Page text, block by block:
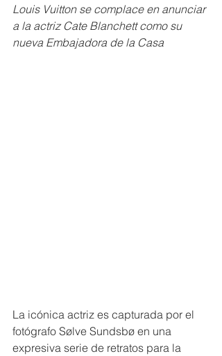
Louis Vuitton se complace en anunciar
a la actriz Cate Blanchett como su
nueva Embajadora de la Casa
La icónica actriz es capturada por el
fotógrafo Sølve Sundsbø en una
expresiva serie de retratos para la